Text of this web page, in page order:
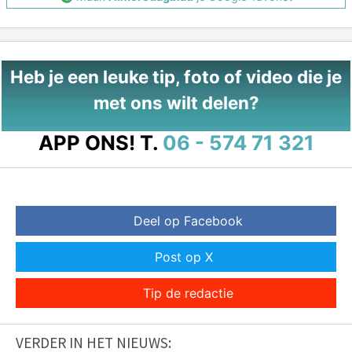
Heb je een leuke tip, foto of video die je
met ons wilt delen?
APP ONS! T. 06 - 574 71 321
Deel op Facebook
Post op X
Tip de redactie
VERDER IN HET NIEUWS: